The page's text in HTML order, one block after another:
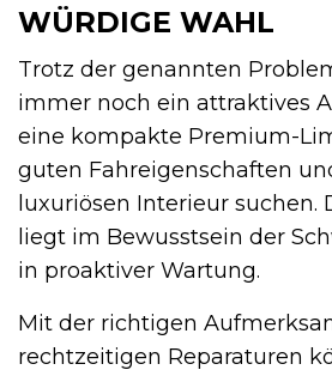
WÜRDIGE WAHL
Trotz der genannten
immer noch ein attraktives
eine kompakte Premium-
guten Fahreigenschaften
luxuriösen Interieur suchen.
liegt im Bewusstsein der
in proaktiver Wartung.
Mit der richtigen
rechtzeitigen Reparaturen